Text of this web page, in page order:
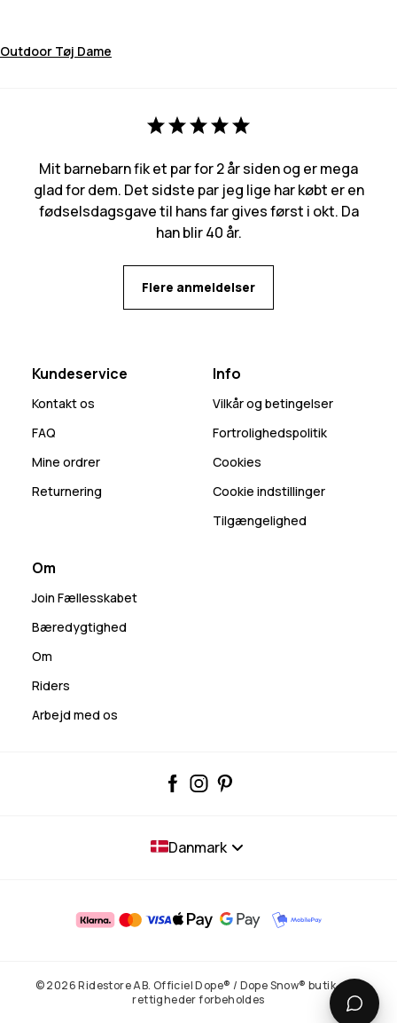
Outdoor Tøj Dame
Mit barnebarn fik et par for 2 år siden og er mega
glad for dem. Det sidste par jeg lige har købt er en
fødselsdagsgave til hans far gives først i okt. Da
han blir 40 år.
Flere anmeldelser
Kundeservice
Kontakt os
FAQ
Mine ordrer
Returnering
Info
Vilkår og betingelser
Fortrolighedspolitik
Cookies
Cookie indstillinger
Tilgængelighed
Om
Join Fællesskabet
Bæredygtighed
Om
Riders
Arbejd med os
Danmark
© 2026 Ridestore AB. Officiel Dope® / Dope Snow® butik. Alle
rettigheder forbeholdes